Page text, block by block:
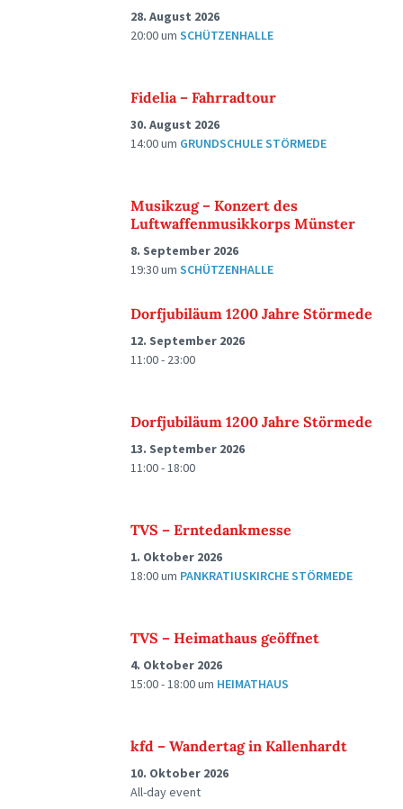
28. August 2026
20:00um SCHÜTZENHALLE
Fidelia – Fahrradtour
30. August 2026
14:00um GRUNDSCHULE STÖRMEDE
Musikzug – Konzert des
Luftwaffenmusikkorps Münster
8. September 2026
19:30um SCHÜTZENHALLE
Dorfjubiläum 1200 Jahre Störmede
12. September 2026
11:00 - 23:00
Dorfjubiläum 1200 Jahre Störmede
13. September 2026
11:00 - 18:00
TVS – Erntedankmesse
1. Oktober 2026
18:00um PANKRATIUSKIRCHE STÖRMEDE
TVS – Heimathaus geöffnet
4. Oktober 2026
15:00 - 18:00um HEIMATHAUS
kfd – Wandertag in Kallenhardt
10. Oktober 2026
All-day event